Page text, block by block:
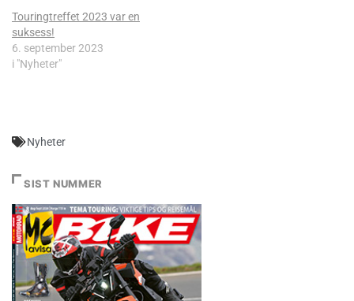
Touringtreffet 2023 var en
suksess!
6. september 2023
i "Nyheter"
Nyheter
SIST NUMMER